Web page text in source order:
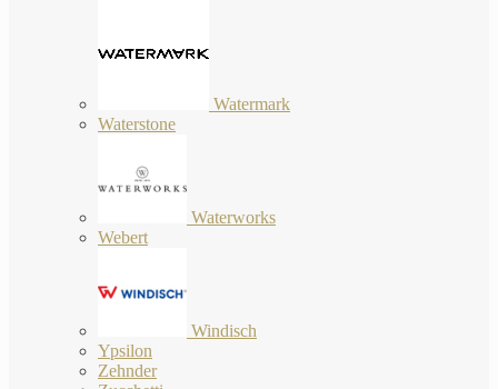
Watermark
Waterstone
Waterworks
Webert
Windisch
Ypsilon
Zehnder